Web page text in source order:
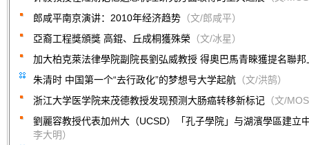
郎咸平南京演讲：2010年经济趋势 （文/郎咸平）
亞裔工程獎頒獎 高錕、丘成桐獲殊榮 （文/冰星）
加大柏克萊法律學院副院長劉弘威教授 得奧巴馬青睞獲提名聯邦
朱清时 中国第一个“去行政化”的梦想号大学起航 （文/洪鹄）
浙江大学医学院来茂德教授发现预测大肠癌转移新标记 （文/
劉麗容教授代表加州大（UCSD）「孔子學院」与湖濱學區建立
李大明）